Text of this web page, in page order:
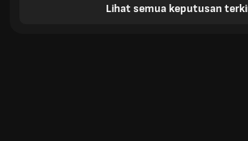
Lihat semua keputusan